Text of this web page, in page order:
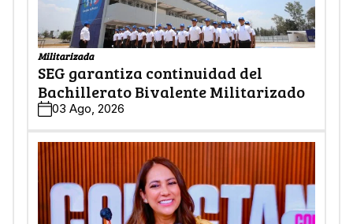
Militarizada
SEG garantiza continuidad del
Bachillerato Bivalente Militarizado
03 Ago, 2026